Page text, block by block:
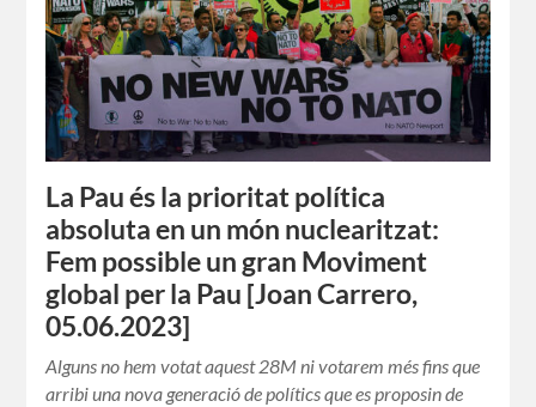
La Pau és la prioritat política
absoluta en un món nuclearitzat:
Fem possible un gran Moviment
global per la Pau [Joan Carrero,
05.06.2023]
Alguns no hem votat aquest 28M ni votarem més fins que
arribi una nova generació de polítics que es proposin de